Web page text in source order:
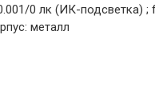
0 лк (ИК-подсветка) ;
металл